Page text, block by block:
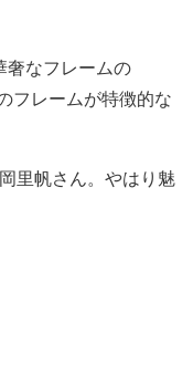
奢なフレームの
フレームが特徴的な
里帆さん。やはり魅